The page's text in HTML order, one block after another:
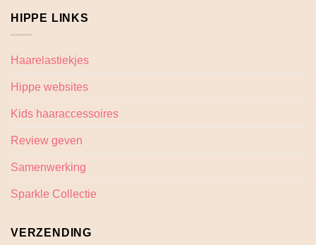
HIPPE LINKS
Haarelastiekjes
Hippe websites
Kids haaraccessoires
Review geven
Samenwerking
Sparkle Collectie
VERZENDING